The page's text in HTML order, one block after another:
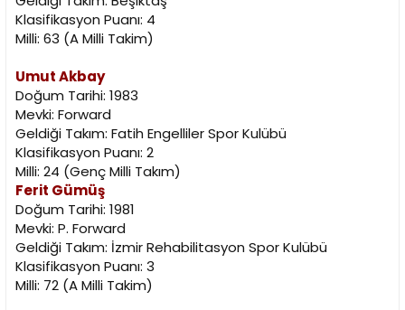
Klasifikasyon Puanı: 4
Milli: 63 (A Milli Takim)
Umut Akbay
Doğum Tarihi: 1983
Mevki: Forward
Geldiği Takım: Fatih Engelliler Spor Kulübü
Klasifikasyon Puanı: 2
Milli: 24 (Genç Milli Takım)
Ferit Gümüş
Doğum Tarihi: 1981
Mevki: P. Forward
Geldiği Takım: İzmir Rehabilitasyon Spor Kulübü
Klasifikasyon Puanı: 3
Milli: 72 (A Milli Takim)